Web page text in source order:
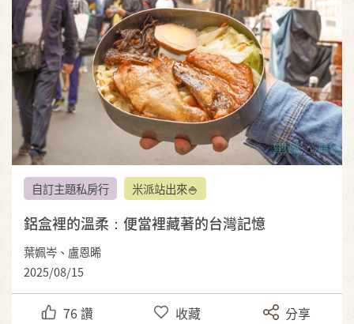
自訂主題私房行 米派站出來🍚
鋁盒裡的溫柔：便當裡藏著的台灣記憶
葉姵岑、盧恩晞
2025/08/15
76 讚 收藏 分享